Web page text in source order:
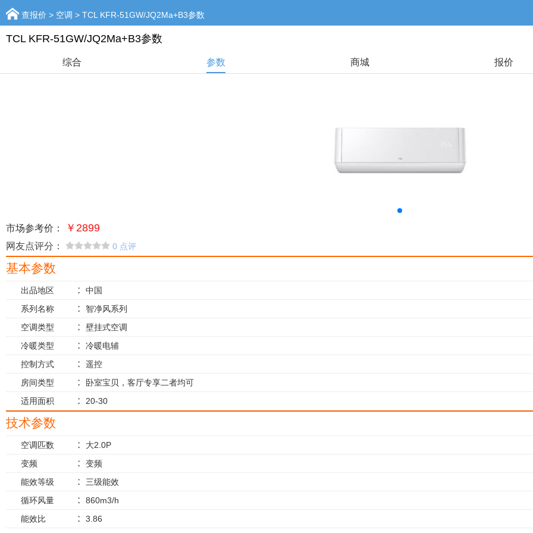
查报价 > 空调 > TCL KFR-51GW/JQ2Ma+B3参数
TCL KFR-51GW/JQ2Ma+B3参数
综合 参数 商城 报价
市场参考价： ￥2899
网友点评分： 0 点评
基本参数
出品地区
中国
系列名称
智净风系列
空调类型
壁挂式空调
冷暖类型
冷暖电辅
控制方式
遥控
房间类型
卧室宝贝，客厅专享二者均可
适用面积
20-30
技术参数
空调匹数
大2.0P
变频
变频
能效等级
三级能效
循环风量
860m3/h
能效比
3.86